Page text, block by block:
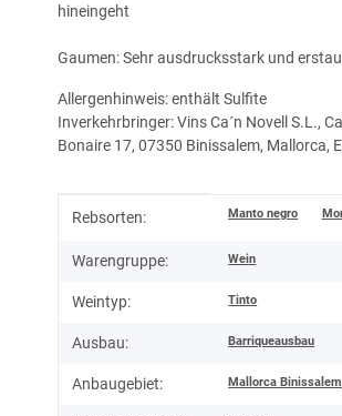
hineingeht
Gaumen: Sehr ausdrucksstark und
Allergenhinweis: enthält Sulfite
Inverkehrbringer: Vins Ca´n Novell S.L.,
Bonaire 17, 07350 Binissalem, Mallorca,
Produkteigenschaft
Wert
Rebsorten: Manto negro
Warengruppe: Wein
Weintyp: Tinto
Ausbau: Barriqueausbau
Anbaugebiet: Mallorca Binissalem